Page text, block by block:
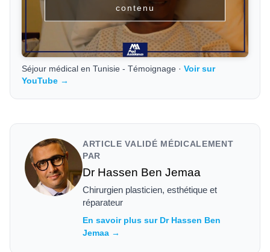
contenu
Séjour médical en Tunisie - Témoignage ·Voir sur
YouTube →
ARTICLE VALIDÉ MÉDICALEMENT
PAR
Dr Hassen Ben Jemaa
Chirurgien plasticien, esthétique et
réparateur
En savoir plus sur Dr Hassen Ben
Jemaa →